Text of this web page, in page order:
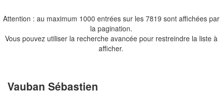
Attention : au maximum 1000 entrées sur les 7819 sont affichées par
la pagination.
Vous pouvez utiliser la recherche avancée pour restreindre la liste à
afficher.
Vauban Sébastien